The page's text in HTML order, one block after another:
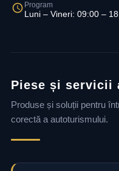
Program
Luni – Vineri: 09:00 –
Piese și servicii
Produse și soluții pentru
corectă a autoturismului.